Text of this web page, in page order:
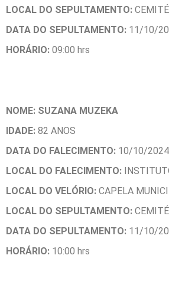
LOCAL DO SEPULTAMENTO:
DATA DO SEPULTAMENTO: 11/10/
HORÁRIO: 09:00 hrs
NOME: SUZANA MUZEKA
IDADE: 82 ANOS
DATA DO FALECIMENTO: 10/10/2024
LOCAL DO FALECIMENTO:
LOCAL DO VELÓRIO: CAPELA
LOCAL DO SEPULTAMENTO:
DATA DO SEPULTAMENTO: 11/10/
HORÁRIO: 10:00 hrs